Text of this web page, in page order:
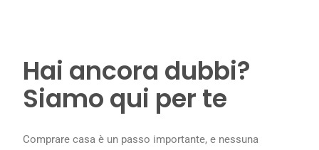
Hai ancora dubbi?
Siamo qui per te
Comprare casa è un passo importante, e nessuna